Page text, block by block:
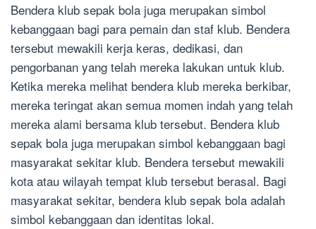
Bendera klub sepak bola juga merupakan simbol
kebanggaan bagi para pemain dan staf klub. Bendera
tersebut mewakili kerja keras, dedikasi, dan
pengorbanan yang telah mereka lakukan untuk klub.
Ketika mereka melihat bendera klub mereka berkibar,
mereka teringat akan semua momen indah yang telah
mereka alami bersama klub tersebut. Bendera klub
sepak bola juga merupakan simbol kebanggaan bagi
masyarakat sekitar klub. Bendera tersebut mewakili
kota atau wilayah tempat klub tersebut berasal. Bagi
masyarakat sekitar, bendera klub sepak bola adalah
simbol kebanggaan dan identitas lokal.